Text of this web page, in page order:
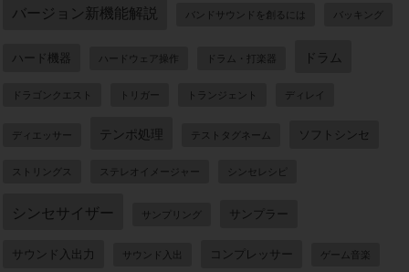
バージョン新機能解説 バンドサウンドを創るには バッキング
ハード機器 ハードウェア操作 ドラム・打楽器 ドラム
ドラゴンクエスト トリガー トランジェント ディレイ
ディエッサー テンポ処理 テストタグネーム ソフトシンセ
ストリングス ステレオイメージャー シンセレシピ
シンセサイザー サンプリング サンプラー
サウンド入出力 サウンド入出 コンプレッサー ゲーム音楽